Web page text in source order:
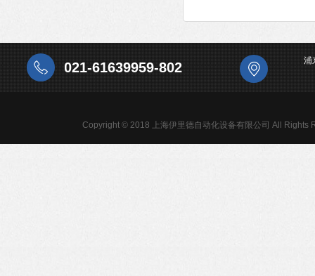
021-61639959-802 浦
Copyright © 2018 上海伊里德自动化设备有限公司 All Rights